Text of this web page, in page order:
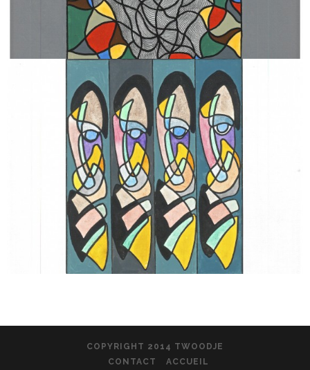
COPYRIGHT 2014 TWOODJE
CONTACT
ACCUEIL